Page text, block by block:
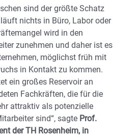
sind der größte Schatz
nichts in Büro, Labor oder
wird in den
zunehmen und daher ist es
möglichst früh mit
in Kontakt zu kommen.
ein großes Reservoir an
Fachkräften, die für die
attraktiv als potenzielle
sind“, sagte Prof.
der TH Rosenheim, in